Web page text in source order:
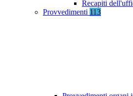
Recapiti
Provvedimenti 113